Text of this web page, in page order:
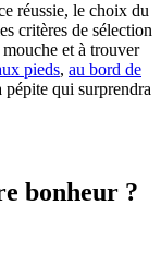
réussie, le choix du
critères de sélection
et à trouver
pieds, au bord de
qui surprendra
bonheur ?